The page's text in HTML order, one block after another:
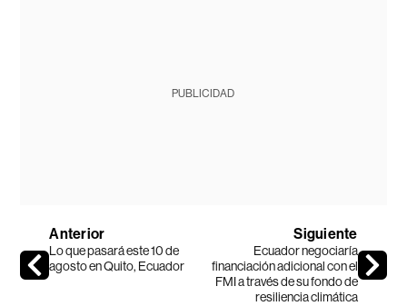
PUBLICIDAD
Anterior
Lo que pasará este 10 de
agosto en Quito, Ecuador
Siguiente
Ecuador negociaría
financiación adicional con el
FMI a través de su fondo de
resiliencia climática